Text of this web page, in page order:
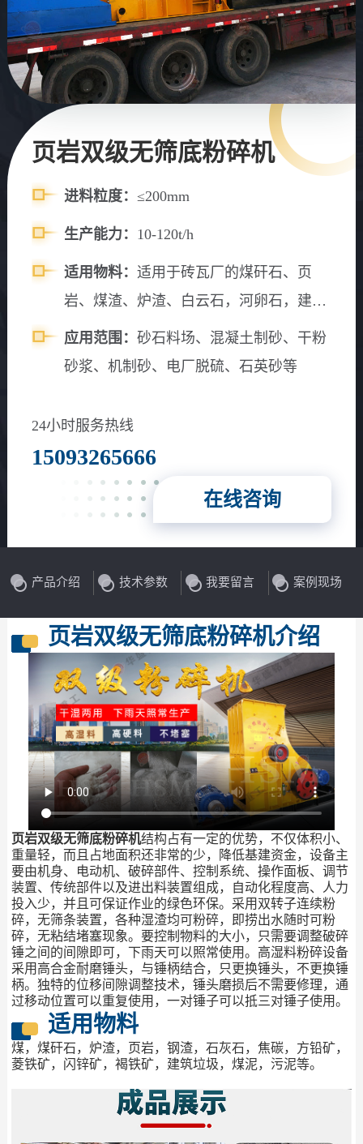
页岩双级无筛底粉碎机
进料粒度： ≤200mm
生产能力： 10-120t/h
适用物料： 适用于砖瓦厂的煤矸石、页
岩、煤渣、炉渣、白云石，河卵石，建筑
垃圾等物料粉碎
应用范围： 砂石料场、混凝土制砂、干粉
砂浆、机制砂、电厂脱硫、石英砂等
24小时服务热线
15093265666
在线咨询
产品介绍 技术参数 我要留言 案例现场
页岩双级无筛底粉碎机介绍
页岩双级无筛底粉碎机结构占有一定的优势，不仅体积小、
重量轻，而且占地面积还非常的少，降低基建资金，设备主
要由机身、电动机、破碎部件、控制系统、操作面板、调节
装置、传统部件以及进出料装置组成，自动化程度高、人力
投入少，并且可保证作业的绿色环保。采用双转子连续粉
碎，无筛条装置，各种湿渣均可粉碎，即捞出水随时可粉
碎，无粘结堵塞现象。要控制物料的大小，只需要调整破碎
锤之间的间隙即可，下雨天可以照常使用。高湿料粉碎设备
采用高合金耐磨锤头，与锤柄结合，只更换锤头，不更换锤
柄。独特的位移间隙调整技术，锤头磨损后不需要修理，通
过移动位置可以重复使用，一对锤子可以抵三对锤子使用。
适用物料
煤，煤矸石，炉渣，页岩，钢渣，石灰石，焦碳，方铅矿，
菱铁矿，闪锌矿，褐铁矿，建筑垃圾，煤泥，污泥等。